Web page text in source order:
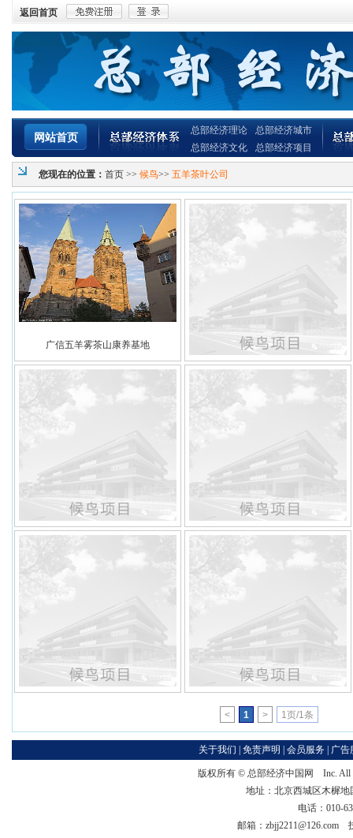
返回首页
网站首页
总部经济理论
总部经济文化
总部经济城市
总部经济项目
您现在的位置： 首页 >> 候鸟>> 五羊茶叶公司
广信五羊雾茶山康养基地
< 1 > 1页/1条
关于我们 免责声明 会员服务 广告
版权所有 © 总部经济中国网
Inc. All
地址：北京西城区木樨
电话：010-
邮箱：zbjj2211@126.com